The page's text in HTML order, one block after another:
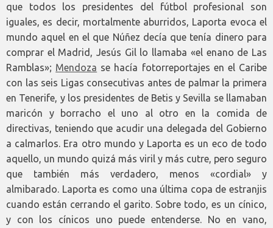
que todos los presidentes del fútbol profesional son
iguales, es decir, mortalmente aburridos, Laporta evoca el
mundo aquel en el que Núñez decía que tenía dinero para
comprar el Madrid, Jesús Gil lo llamaba «el enano de Las
Ramblas»; Mendoza se hacía fotorreportajes en el Caribe
con las seis Ligas consecutivas antes de palmar la primera
en Tenerife, y los presidentes de Betis y Sevilla se llamaban
maricón y borracho el uno al otro en la comida de
directivas, teniendo que acudir una delegada del Gobierno
a calmarlos. Era otro mundo y Laporta es un eco de todo
aquello, un mundo quizá más viril y más cutre, pero seguro
que también más verdadero, menos «cordial» y
almibarado. Laporta es como una última copa de estranjis
cuando están cerrando el garito. Sobre todo, es un cínico,
y con los cínicos uno puede entenderse. No en vano,